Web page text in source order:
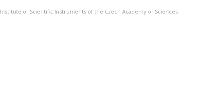
Institute of Scientific Instruments of the Czech Academy of Sciences